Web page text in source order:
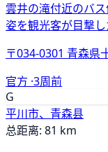
雲井の滝付近のバ
姿を観光客が目撃し
〒034-0301 青森県
官方 ·3周前
G
平川市、青森县
总距离: 81 km